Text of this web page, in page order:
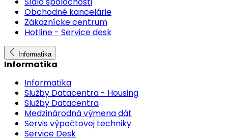
Obchodné kancelárie
Zákaznícke centrum
Hotline - Service desk
Informatika
Informatika
Informatika
Služby Datacentra - Housing
Služby Datacentra
Medzinárodná výmena dát
Servis výpočtovej techniky
Service Desk